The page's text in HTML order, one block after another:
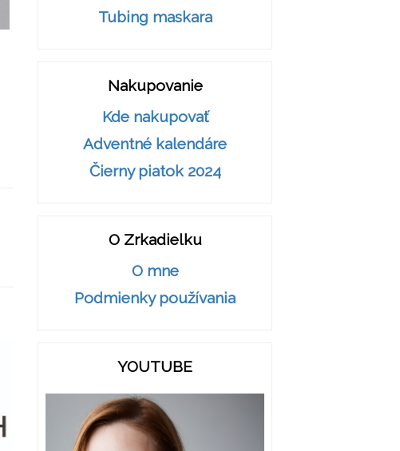
Tubing maskara
Nakupovanie
Kde nakupovať
Adventné kalendáre
Čierny piatok 2024
O Zrkadielku
O mne
Podmienky používania
YOUTUBE